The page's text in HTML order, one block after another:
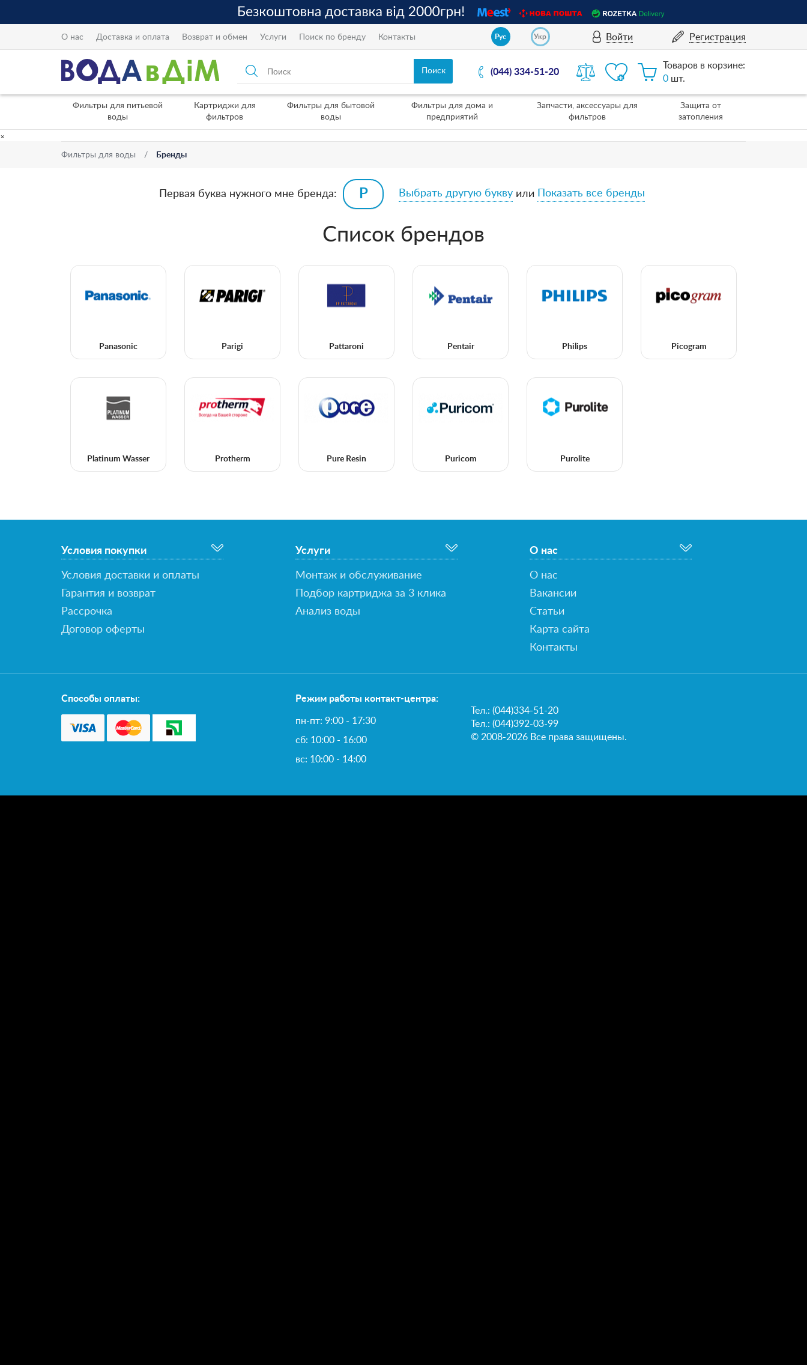
О нас Доставка и оплата Возврат и обмен Услуги Поиск по бренду Контакты Рус Укр Войти Регистрация
(044) 334-51-20
Товаров в корзине:
0 шт.
Фильтры для питьевой
воды
Картриджи для
фильтров
Фильтры для бытовой
воды
Фильтры для дома и
предприятий
Запчасти, аксессуары для
фильтров
Защита от
затопления
×
Фильтры для воды Бренды
Первая буква нужного мне бренда: Выбрать другую букву или Показать все бренды
Список брендов
Panasonic Parigi Pattaroni Pentair Philips Picogram
Platinum Wasser Protherm Pure Resin Puricom Purolite
Условия покупки
Условия доставки и оплаты
Гарантия и возврат
Рассрочка
Договор оферты
Услуги
Монтаж и обслуживание
Подбор картриджа за 3 клика
Анализ воды
О нас
О нас
Вакансии
Статьи
Карта сайта
Контакты
Способы оплаты: Режим работы контакт-центра:
пн-пт: 9:00 - 17:30
сб: 10:00 - 16:00
вс: 10:00 - 14:00
Тел.:(044)334-51-20
Тел.: (044)392-03-99
© 2008-2026 Все права защищены.